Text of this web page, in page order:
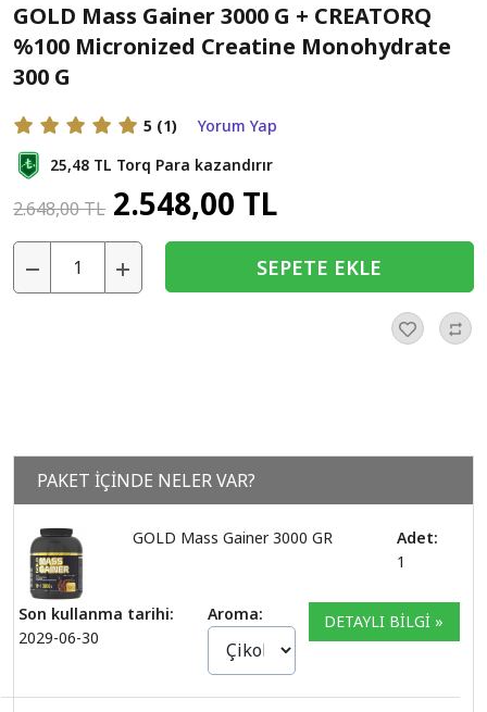
GOLD Mass Gainer 3000 G + CREATORQ
%100 Micronized Creatine Monohydrate
300 G
5 (1)
Yorum Yap
25,48 TL Torq Para kazandırır
2.648,00 TL 2.548,00 TL
SEPETE EKLE
PAKET İÇİNDE NELER VAR?
GOLD Mass Gainer 3000 GR
Adet:
1
Son kullanma tarihi:
2029-06-30
Aroma: DETAYLI BİLGİ »